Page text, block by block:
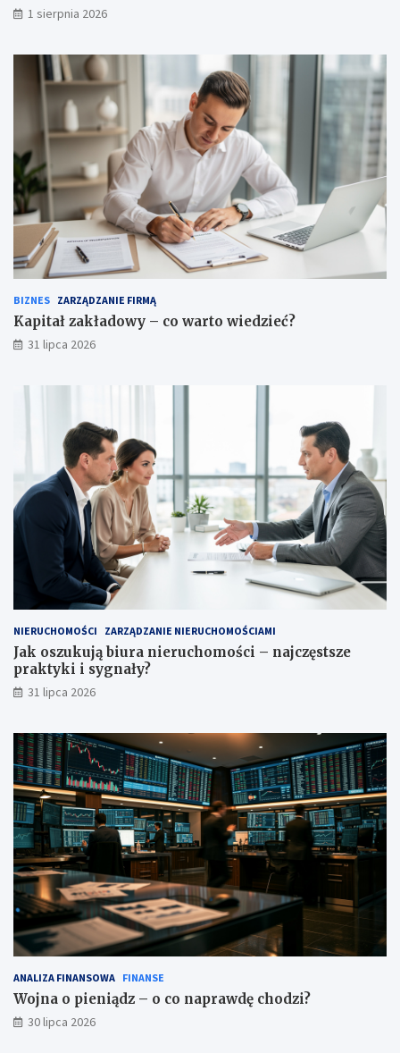
1 sierpnia 2026
BIZNES ZARZĄDZANIE FIRMĄ
Kapitał zakładowy – co warto wiedzieć?
31 lipca 2026
NIERUCHOMOŚCI ZARZĄDZANIE NIERUCHOMOŚCIAMI
Jak oszukują biura nieruchomości – najczęstsze
praktyki i sygnały?
31 lipca 2026
ANALIZA FINANSOWA FINANSE
Wojna o pieniądz – o co naprawdę chodzi?
30 lipca 2026